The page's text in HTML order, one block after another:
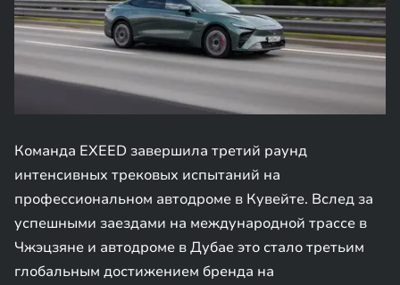
Команда EXEED завершила третий раунд
интенсивных трековых испытаний на
профессиональном автодроме в Кувейте. Вслед за
успешными заездами на международной трассе в
Чжэцзяне и автодроме в Дубае это стало третьим
глобальным достижением бренда на